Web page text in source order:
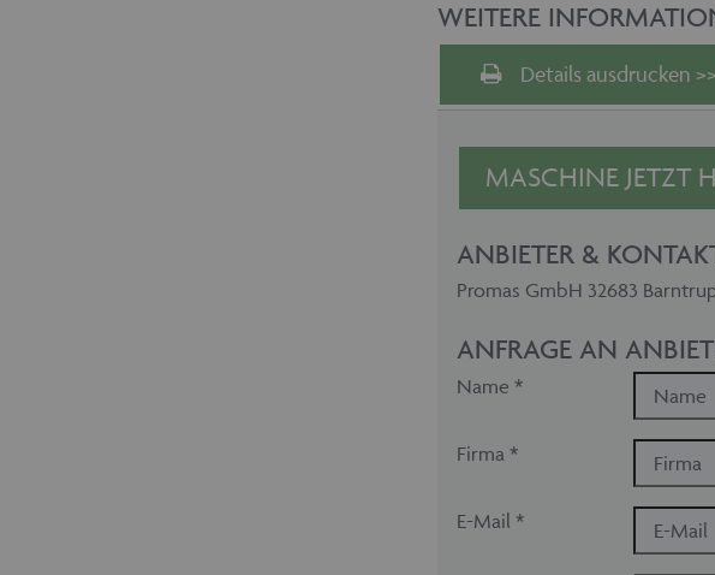
WEITERE
Details ausdrucken >>
MASCHINE JETZT
ANBIETER &
Promas GmbH 32683
ANFRAGE AN
Name *
Firma *
E-Mail *